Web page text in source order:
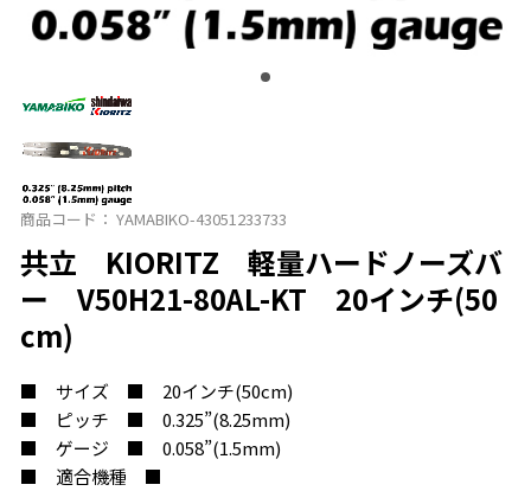
商品コード： YAMABIKO-43051233733
共立 KIORITZ 軽量ハードノーズバ
ー V50H21-80AL-KT 20インチ(50
cm)
■ サイズ ■ 20インチ(50cm)
■ ピッチ ■ 0.325”(8.25mm)
■ ゲージ ■ 0.058”(1.5mm)
■ 適合機種 ■